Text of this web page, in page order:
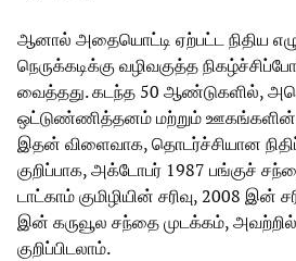
ஆனால் அதையொட்டி ஏற்பட்ட நிதிய
நெருக்கடிக்கு வழிவகுத்த
வைத்தது. கடந்த 50 ஆண்டுகளில்,
ஒட்டுண்ணித்தனம் மற்றும் ஊகங்களின்
இதன் விளைவாக, தொடர்ச்சியான
குறிப்பாக, அக்டோபர் 1987 பங்குச்
டாட்காம் குமிழியின் சரிவு, 2008 இன்
இன் கருவூல சந்தை முடக்கம்,
குறிப்பிடலாம்.